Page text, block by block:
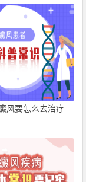
风要怎么去治疗